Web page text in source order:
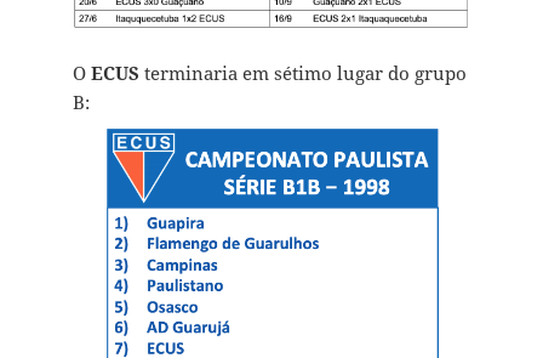
O ECUS terminaria em sétimo lugar do grupo
B: